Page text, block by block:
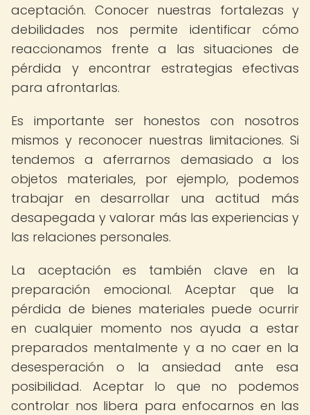
aceptación. Conocer nuestras fortalezas y
debilidades nos permite identificar cómo
reaccionamos frente a las situaciones de
pérdida y encontrar estrategias efectivas
para afrontarlas.
Es importante ser honestos con nosotros
mismos y reconocer nuestras limitaciones. Si
tendemos a aferrarnos demasiado a los
objetos materiales, por ejemplo, podemos
trabajar en desarrollar una actitud más
desapegada y valorar más las experiencias y
las relaciones personales.
La aceptación es también clave en la
preparación emocional. Aceptar que la
pérdida de bienes materiales puede ocurrir
en cualquier momento nos ayuda a estar
preparados mentalmente y a no caer en la
desesperación o la ansiedad ante esa
posibilidad. Aceptar lo que no podemos
controlar nos libera para enfocarnos en las